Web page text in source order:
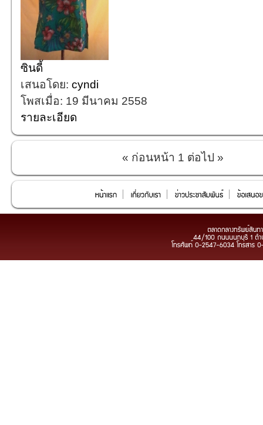
ซินดี้
เสนอโดย: cyndi
โพสเมื่อ: 19 มีนาคม 2558
รายละเอียด
« ก่อนหน้า 1 ต่อไป »